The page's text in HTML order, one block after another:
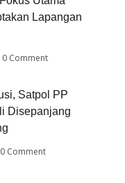
Lapangan
0 Comment
Satpol PP
Disepanjang
0 Comment